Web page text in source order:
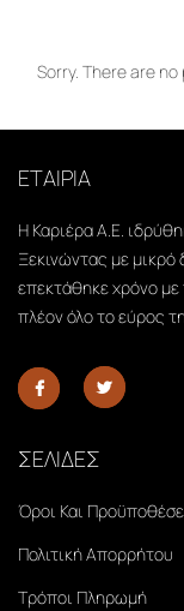
Sorry. There are
ΕΤΑΙΡΙΑ
Η Καριέρα Α.Ε.
Ξεκινώντας με μικρό
επεκτάθηκε χρόνο με
πλέον όλο το εύρος
ΣΕΛΙΔΕΣ
Όροι Και
Πολιτική Απορρήτου
Τρόποι Πληρωμή